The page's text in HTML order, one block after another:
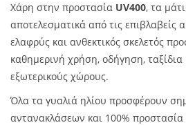
Χάρη στην προστασία UV400, τα
αποτελεσματικά από τις επιβλαβείς
ελαφρύς και ανθεκτικός σκελετός
καθημερινή χρήση, οδήγηση, ταξίδια
εξωτερικούς χώρους.
Όλα τα γυαλιά ηλίου προσφέρουν
αντανακλάσεων και 100%